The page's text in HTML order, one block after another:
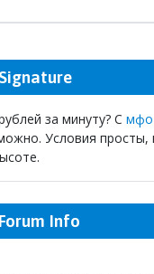
за минуту? С мфо
Условия просты,
Info